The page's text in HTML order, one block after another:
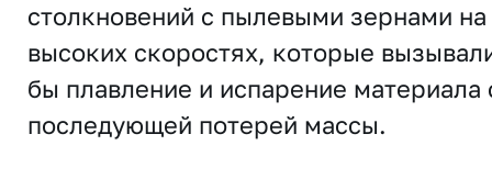
столкновений с пылевыми зернами на
высоких скоростях, которые
бы плавление и испарение материала
последующей потерей массы.